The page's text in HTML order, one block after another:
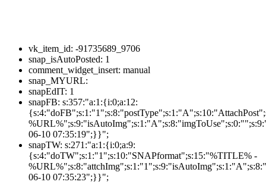
vk_item_id: -91735689_9706
snap_isAutoPosted: 1
comment_widget_insert: manual
snap_MYURL:
snapEdIT: 1
snapFB: s:357:"a:1:{i:0;a:12:
06-10 07:35:19";}}";
snapTW: s:271:"a:1:{i:0;a:9:
{s:4:"doTW";s:1:"1";s:10:"SNAPformat";s:15:"%TITLE% -
06-10 07:35:23";}}";